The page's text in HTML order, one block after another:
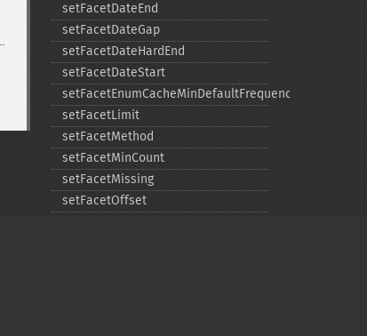
setFacetDateEnd
setFacetDateGap
setFacetDateHardEnd
setFacetDateStart
setFacetEnumCacheMinDefaultFrequency
setFacetLimit
setFacetMethod
setFacetMinCount
setFacetMissing
setFacetOffset